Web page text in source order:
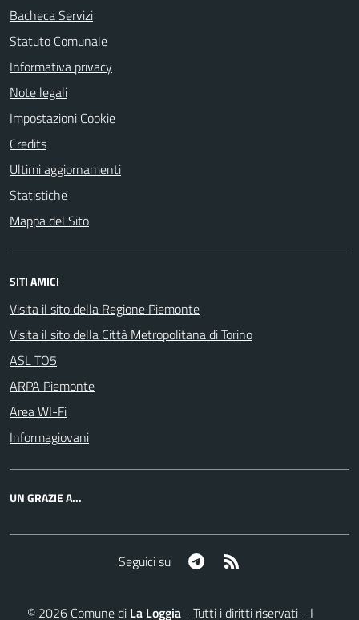
Bacheca Servizi
Statuto Comunale
Informativa privacy
Note legali
Impostazioni Cookie
Credits
Ultimi aggiornamenti
Statistiche
Mappa del Sito
SITI AMICI
Visita il sito della Regione Piemonte
Visita il sito della Città Metropolitana di Torino
ASL TO5
ARPA Piemonte
Area WI-Fi
Informagiovani
UN GRAZIE A...
Seguici su Telegram
© 2026Comune di La Loggia- Tutti i diritti riservati - I